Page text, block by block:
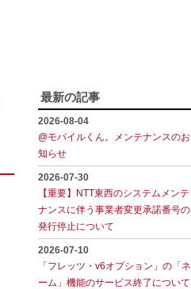
最新の記事
2026-08-04
@モバイルくん。メンテナンスのお
知らせ
2026-07-30
【重要】NTT東西のシステムメンテ
ナンスに伴う事業者変更承諾番号の
発行停止について
2026-07-10
「フレッツ・v6オプション」の「ネ
ーム」機能のサービス終了について